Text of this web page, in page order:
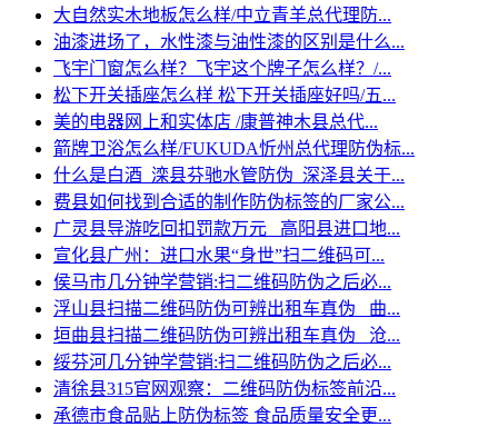
大自然实木地板怎么样/中立青羊总代理防...
油漆进场了，水性漆与油性漆的区别是什么...
飞宇门窗怎么样？飞宇这个牌子怎么样？/...
松下开关插座怎么样 松下开关插座好吗/五...
美的电器网上和实体店 /康普神木县总代...
箭牌卫浴怎么样/FUKUDA忻州总代理防伪标...
什么是白酒_滦县芬驰水管防伪_深泽县关于...
费县如何找到合适的制作防伪标签的厂家公...
广灵县导游吃回扣罚款万元 _高阳县进口地...
宣化县广州：进口水果“身世”扫二维码可...
侯马市几分钟学营销:扫二维码防伪之后必...
浮山县扫描二维码防伪可辨出租车真伪 _曲...
垣曲县扫描二维码防伪可辨出租车真伪 _沧...
绥芬河几分钟学营销:扫二维码防伪之后必...
清徐县315官网观察：二维码防伪标签前沿...
承德市食品贴上防伪标签 食品质量安全更...